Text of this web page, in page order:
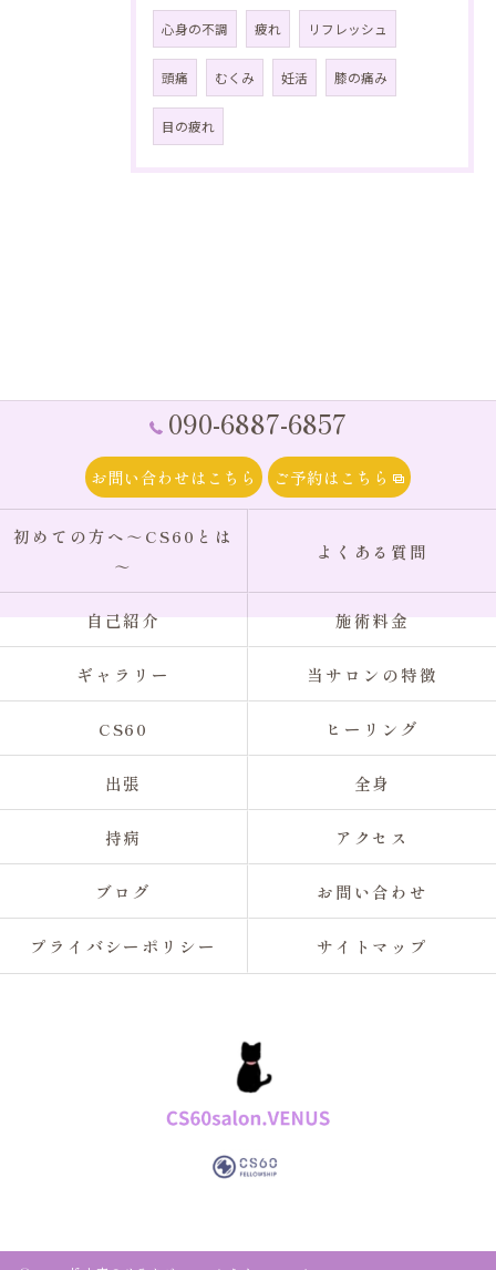
心身の不調 疲れ リフレッシュ
頭痛 むくみ 妊活 膝の痛み
目の疲れ
090-6887-6857
お問い合わせはこちら ご予約はこちら
初めての方へ～CS60とは
～
よくある質問
自己紹介 施術料金
ギャラリー 当サロンの特徴
CS60 ヒーリング
出張 全身
持病 アクセス
ブログ お問い合わせ
プライバシーポリシー サイトマップ